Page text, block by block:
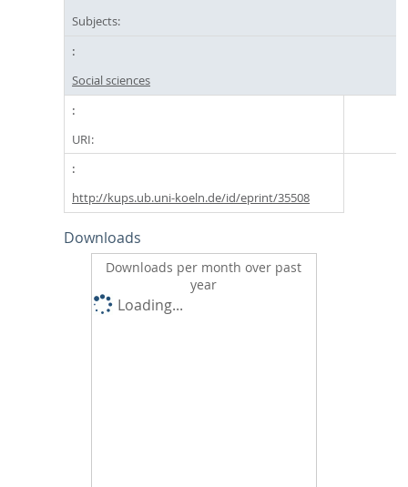
Subjects:
Social sciences
URI:
http://kups.ub.uni-koeln.de/id/eprint/35508
Downloads
Downloads per month over past
year
Loading...